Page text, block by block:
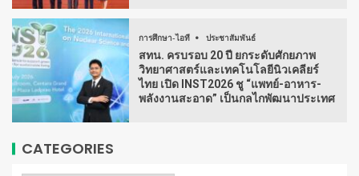
การศึกษา-ไอที ประชาสัมพันธ์
สทน. ครบรอบ 20 ปี ยกระดับศักยภาพ
วิทยาศาสตร์และเทคโนโลยีนิวเคลียร์
ไทย เปิด INST2026 ชู “แพทย์-อาหาร-
พลังงานสะอาด” เป็นกลไกพัฒนาประเทศ
CATEGORIES